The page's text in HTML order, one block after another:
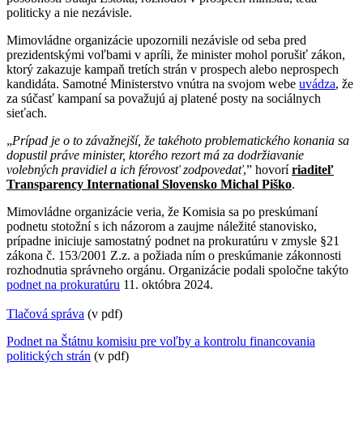
politicky a nie nezávisle.
Mimovládne organizácie upozornili nezávisle od seba pred
prezidentskými voľbami v apríli, že minister mohol porušiť zákon,
ktorý zakazuje kampaň tretích strán v prospech alebo neprospech
kandidáta. Samotné Ministerstvo vnútra na svojom webe uvádza, že
za súčasť kampaní sa považujú aj platené posty na sociálnych
sieťach.
„Prípad je o to závažnejší, že takéhoto problematického konania sa
dopustil práve minister, ktorého rezort má za dodržiavanie
volebných pravidiel a ich férovosť zodpovedať,” hovoríriaditeľ
Transparency International Slovensko Michal Piško.
Mimovládne organizácie veria, že Komisia sa po preskúmaní
podnetu stotožní s ich názorom a zaujme náležité stanovisko,
prípadne iniciuje samostatný podnet na prokuratúru v zmysle §21
zákona č. 153/2001 Z.z. a požiada ním o preskúmanie zákonnosti
rozhodnutia správneho orgánu. Organizácie podali spoločne takýto
podnet na prokuratúru 11. októbra 2024.
Tlačová správa (v pdf)
Podnet na Štátnu komisiu pre voľby a kontrolu financovania
politických strán (v pdf)